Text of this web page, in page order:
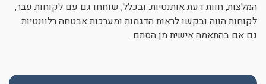
המלצות, חוות דעת אותנטיות. ובכלל, שוחחו גם עם לקוחות עבר,
לקוחות הווה ובקשו לראות הדגמות ומערכות אבטחה רלוונטיות.
גם אם בהתאמה אישית מן הסתם.